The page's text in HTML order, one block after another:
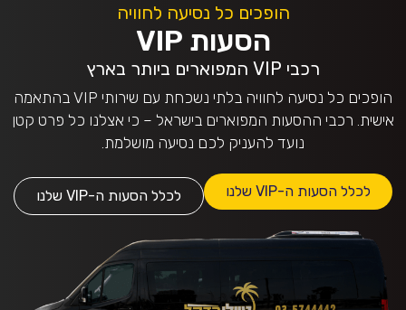
הופכים כל נסיעה לחוויה
הסעות VIP
רכבי VIP המפוארים ביותר בארץ
הופכים כל נסיעה לחוויה בלתי נשכחת עם שירותי VIP בהתאמה
אישית. רכבי ההסעות המפוארים בישראל – כי אצלנו כל פרט קטן
נועד להעניק לכם נסיעה מושלמת.
לכלל הסעות ה-VIP שלנו לכלל הסעות ה-VIP שלנו